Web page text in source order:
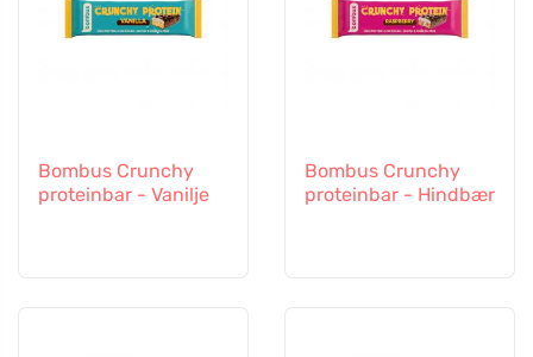
Bombus Crunchy
proteinbar - Vanilje
Bombus Crunchy
proteinbar - Hindbær